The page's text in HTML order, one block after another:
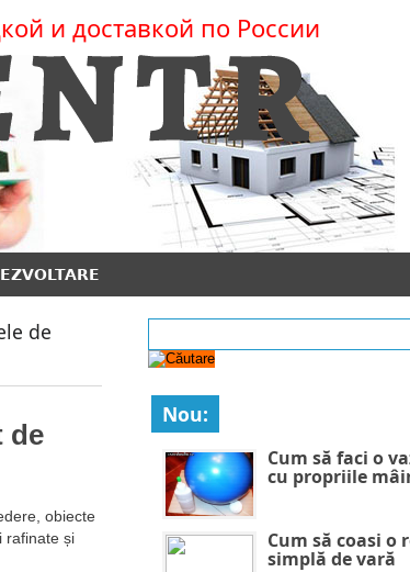
и доставкой по России
de
de
obiecte
rafinate și
Nou:
Cum să faci o
cu propriile
Cum să coasi o
simplă de vară